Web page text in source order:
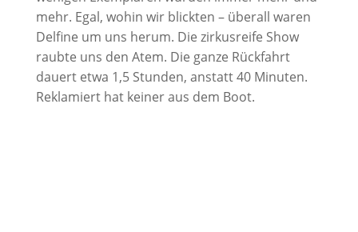
mehr. Egal, wohin wir blickten – überall waren
Delfine um uns herum. Die zirkusreife Show
raubte uns den Atem. Die ganze Rückfahrt
dauert etwa 1,5 Stunden, anstatt 40 Minuten.
Reklamiert hat keiner aus dem Boot.